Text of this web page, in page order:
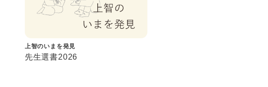
上智のいまを発見
先生選書2026